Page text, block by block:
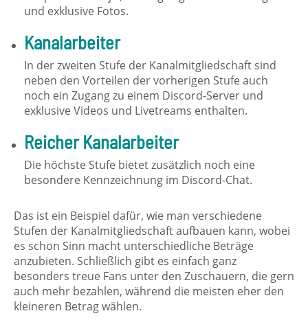
und exklusive Fotos.
Kanalarbeiter
In der zweiten Stufe der Kanalmitgliedschaft sind
neben den Vorteilen der vorherigen Stufe auch
noch ein Zugang zu einem Discord-Server und
exklusive Videos und Livetreams enthalten.
Reicher Kanalarbeiter
Die höchste Stufe bietet zusätzlich noch eine
besondere Kennzeichnung im Discord-Chat.
Das ist ein Beispiel dafür, wie man verschiedene
Stufen der Kanalmitgliedschaft aufbauen kann, wobei
es schon Sinn macht unterschiedliche Beträge
anzubieten. Schließlich gibt es einfach ganz
besonders treue Fans unter den Zuschauern, die gern
auch mehr bezahlen, während die meisten eher den
kleineren Betrag wählen.